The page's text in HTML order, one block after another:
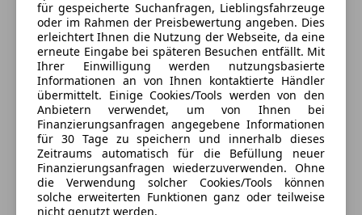
Deine Nachricht
Eintauschwagen: Kaufen und verkaufen in nur einem
Schritt
für gespeicherte Suchanfragen, Lieblingsfahrzeuge
oder im Rahmen der Preisbewertung angeben. Dies
erleichtert Ihnen die Nutzung der Webseite, da eine
erneute Eingabe bei späteren Besuchen entfällt. Mit
Ihrer Einwilligung werden nutzungsbasierte
Informationen an von Ihnen kontaktierte Händler
übermittelt. Einige Cookies/Tools werden von den
Anbietern verwendet, um von Ihnen bei
Finanzierungsanfragen angegebene Informationen
für 30 Tage zu speichern und innerhalb dieses
Zeitraums automatisch für die Befüllung neuer
Finanzierungsanfragen wiederzuverwenden. Ohne
die Verwendung solcher Cookies/Tools können
solche erweiterten Funktionen ganz oder teilweise
nicht genutzt werden.